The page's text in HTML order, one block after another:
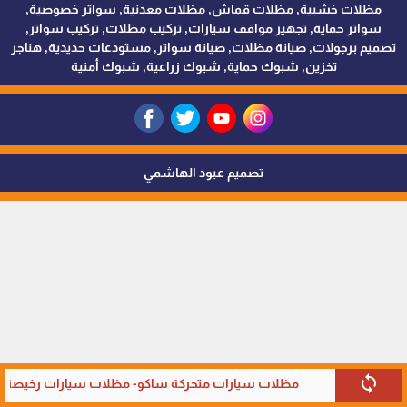
sync مظلات سيارات متحركة ساكو- مظلات سيارات رخيصة
مظلات خشبية, مظلات قماش, مظلات معدنية, سواتر خصوصية,
سواتر حماية, تجهيز مواقف سيارات, تركيب مظلات, تركيب سواتر,
تصميم برجولات, صيانة مظلات, صيانة سواتر, مستودعات حديدية, هناجر
تخزين, شبوك حماية, شبوك زراعية, شبوك أمنية
تصميم عبود الهاشمي